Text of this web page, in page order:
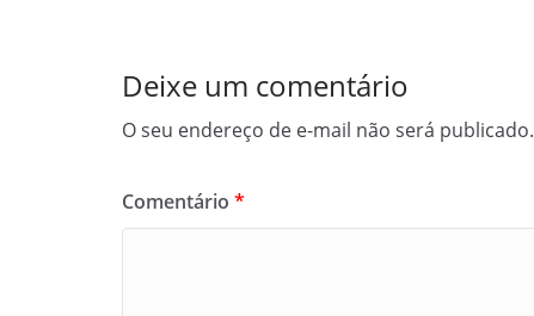
o
k
Deixe um comentário
O seu endereço de e-mail não será publicado.
Comentário *